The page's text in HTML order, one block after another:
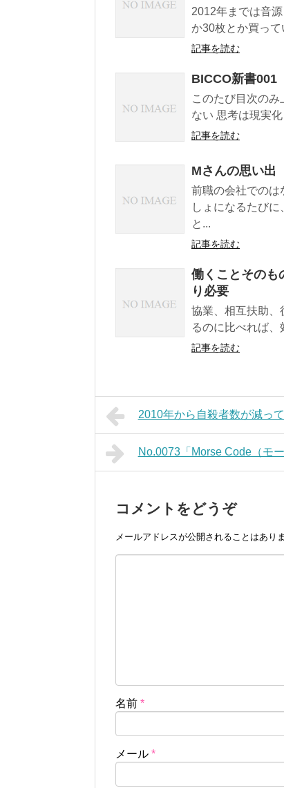
2012年までは音
か30枚とか買っ
記事を読む
BICCO新書001
このたび目次のみ
ない 思考は現実
記事を読む
Mさんの思い出
前職の会社でのは
しょになるたび
と...
記事を読む
働くことそのも
り必要
協業、相互扶助、
るのに比べれば
記事を読む
2010年から自殺者数が減っ
No.0073「Morse Code（モ
コメントをどうぞ
メールアドレスが公開されることはありま
名前 *
メール *